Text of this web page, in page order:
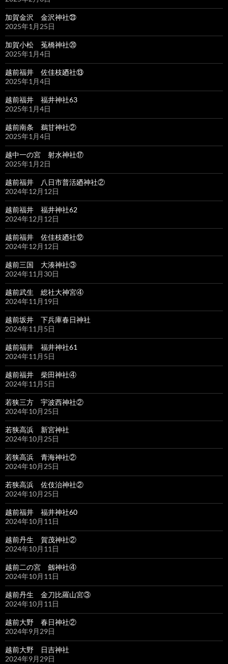
加賀金沢 金沢神社㉓
2025年1月25日
加賀小松 菟橋神社⑳
2025年1月4日
越前福井 佐佳枝廼社⑬
2025年1月4日
越前福井 福井神社63
2025年1月4日
越前南条 鵜甘神社②
2025年1月4日
越中一の宮 射水神社⑰
2025年1月2日
越前福井 八日市普活廼神社②
2024年12月12日
越前福井 福井神社62
2024年12月12日
越前福井 佐佳枝廼社⑫
2024年12月12日
越前三国 大湊神社③
2024年11月30日
越前武生 総社大神宮④
2024年11月19日
越前坂井 下兵庫春日神社
2024年11月5日
越前福井 福井神社61
2024年11月5日
越前福井 柴田神社④
2024年11月5日
若狭三方 宇波西神社②
2024年10月25日
若狭高浜 新宮神社
2024年10月25日
若狭高浜 青海神社②
2024年10月25日
若狭高浜 佐伎治神社②
2024年10月25日
越前福井 福井神社60
2024年10月11日
越前丹生 賀茂神社②
2024年10月11日
越前二の宮 劔神社④
2024年10月11日
越前丹生 金刀比羅山宮③
2024年10月11日
越前大野 春日神社②
2024年9月29日
越前大野 日吉神社
2024年9月29日